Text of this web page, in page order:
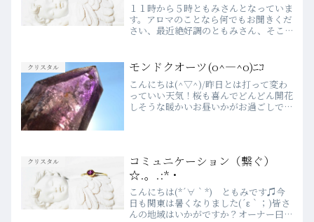
１１時から５時ともみさんとなっていま
す。アロマのことなら何でもお聞きくだ
さい、最近絶好調のともみさん、そこ
んでも聞いてみてくださいね、皆様のお
越しを心よりお待ちしています...
クリスタル モンドクオーツ(o^―^o)ﾆｺ
こんにちは(^▽^)/昨日とは打って変わ
っていい天気！桜も喜んでどんどん開花
しそうな暖かいお昼いかがお過ごしでし
クリスタル
コミュニケーション（繋ぐ）
☆.。.:*・
こんにちは(*´∀｀*) ともみです♫今
日も関東は暑くなりました(´ε｀；)皆さ
んの地域はいかがですか？オーナー曰